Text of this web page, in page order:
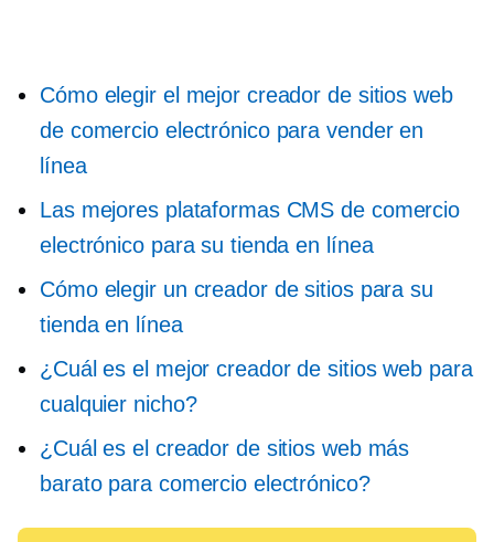
Cómo elegir el mejor creador de sitios web
de comercio electrónico para vender en
línea
Las mejores plataformas CMS de comercio
electrónico para su tienda en línea
Cómo elegir un creador de sitios para su
tienda en línea
¿Cuál es el mejor creador de sitios web para
cualquier nicho?
¿Cuál es el creador de sitios web más
barato para comercio electrónico?